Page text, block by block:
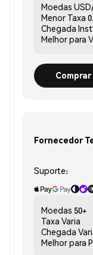
Moedas
Menor Taxa
Chegada
Melhor para
Fornecedor
Suporte:
Moedas 50+
Taxa Varia
Chegada
Melhor para